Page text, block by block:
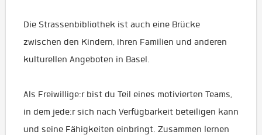
Die Strassenbibliothek ist auch eine Brücke
zwischen den Kindern, ihren Familien und anderen
kulturellen Angeboten in Basel.
Als Freiwillige:r bist du Teil eines motivierten Teams,
in dem jede:r sich nach Verfügbarkeit beteiligen kann
und seine Fähigkeiten einbringt. Zusammen lernen